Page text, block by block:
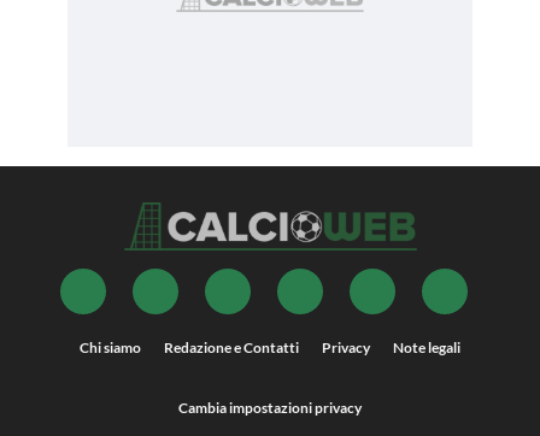
Chi siamo Redazione e Contatti Privacy Note legali
Cambia impostazioni privacy